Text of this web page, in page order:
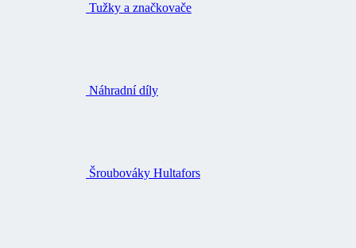
Tužky a značkovače
Náhradní díly
Šroubováky Hultafors